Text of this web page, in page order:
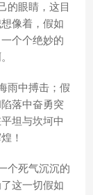
的眼睛，这目
像着，假如
个个绝妙的
雨中搏击；假
落中奋勇突
坦与坎坷中
！
个死气沉沉的
这一切假如